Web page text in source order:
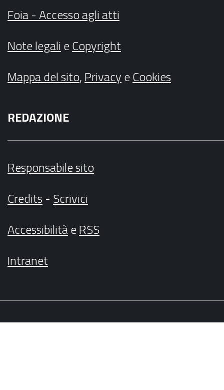
Foia - Accesso agli atti
Note legalieCopyright
Mappa del sito,PrivacyeCookies
REDAZIONE
Responsabile sito
Credits- Scrivici
AccessibilitàeRSS
Intranet